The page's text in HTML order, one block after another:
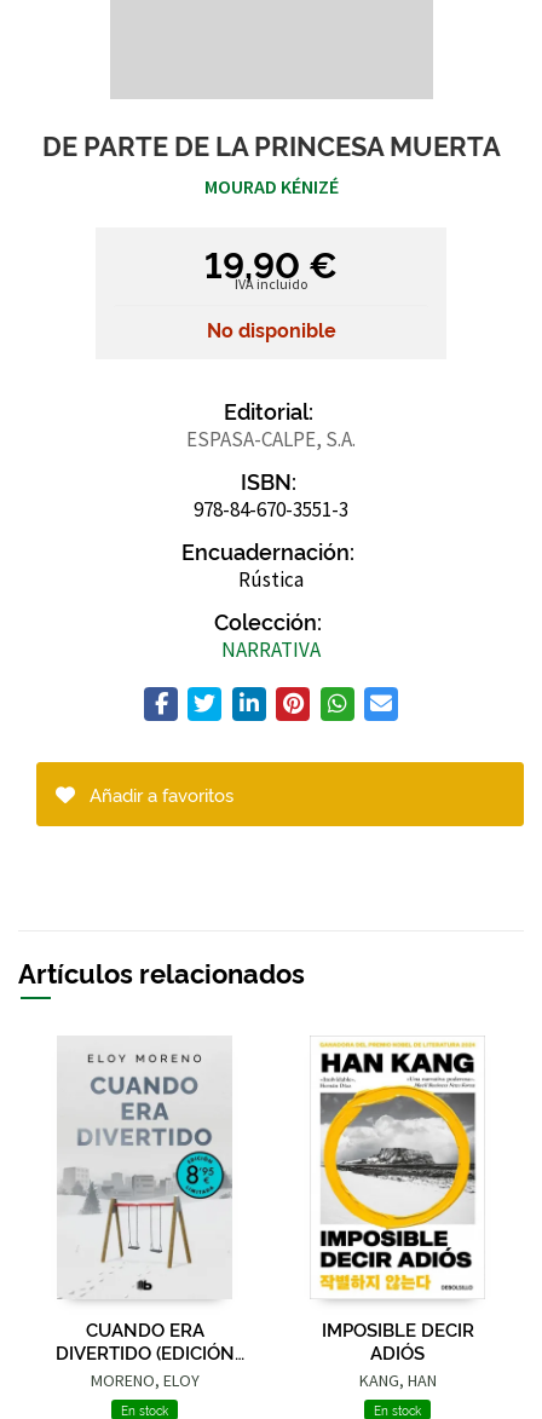
DE PARTE DE LA PRINCESA MUERTA
MOURAD KÉNIZÉ
19,90 €
IVA incluido
No disponible
Editorial:
ESPASA-CALPE, S.A.
ISBN:
978-84-670-3551-3
Encuadernación:
Rústica
Colección:
NARRATIVA
Añadir a favoritos
Artículos relacionados
CUANDO ERA
DIVERTIDO (EDICIÓN
LIMITADA · VERANO)
MORENO, ELOY
En stock
IMPOSIBLE DECIR
ADIÓS
KANG, HAN
En stock